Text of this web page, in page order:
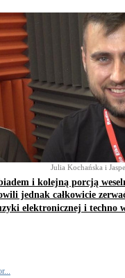
Julia Kochańska i
i kolejną porcją
jednak całkowicie
elektronicznej i techno